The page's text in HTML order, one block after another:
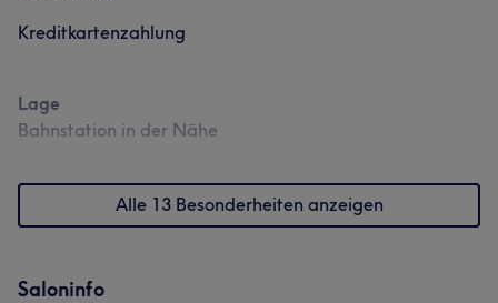
Kreditkartenzahlung
Lage
Bahnstation in der Nähe
Alle 13 Besonderheiten anzeigen
Saloninfo